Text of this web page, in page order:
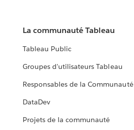
La communauté Tableau
Tableau Public
Groupes d'utilisateurs Tableau
Responsables de la Communauté
DataDev
Projets de la communauté